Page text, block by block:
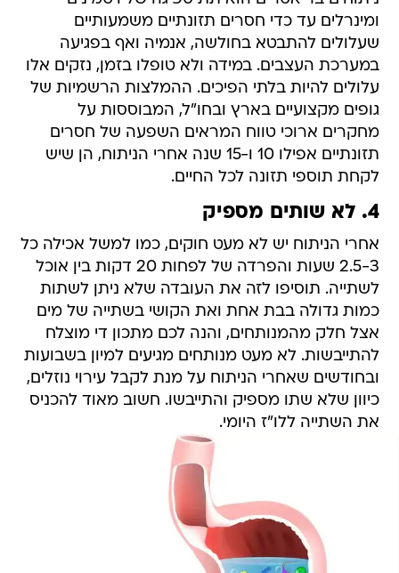
ומינרלים עד כדי חסרים תזונתיים משמעותיים
שעלולים להתבטא בחולשה, אנמיה ואף בפגיעה
במערכת העצבים. במידה ולא טופלו בזמן, נזקים אלו
עלולים להיות בלתי הפיכים. ההמלצות הרשמיות של
גופים מקצועיים בארץ ובחו"ל, המבוססות על
מחקרים ארוכי טווח המראים השפעה של חסרים
תזונתיים אפילו 10 ו-15 שנה אחרי הניתוח, הן שיש
לקחת תוספי תזונה לכל החיים.
4. לא שותים מספיק
אחרי הניתוח יש לא מעט חוקים, כמו למשל אכילה כל
2.5-3 שעות והפרדה של לפחות 20 דקות בין אוכל
לשתייה. תוסיפו לזה את העובדה שלא ניתן לשתות
כמות גדולה בבת אחת ואת הקושי בשתייה של מים
אצל חלק מהמנותחים, והנה לכם מתכון די מוצלח
להתייבשות. לא מעט מנותחים מגיעים למיון בשבועות
ובחודשים שאחרי הניתוח על מנת לקבל עירוי נוזלים,
כיוון שלא שתו מספיק והתייבשו. חשוב מאוד להכניס
את השתייה ללו"ז היומי.